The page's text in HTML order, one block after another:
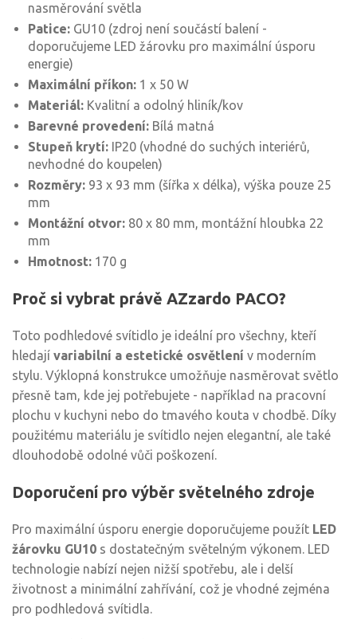
nasměrování světla
Patice: GU10 (zdroj není součástí balení -
doporučujeme LED žárovku pro maximální úsporu
energie)
Maximální příkon: 1 x 50 W
Materiál: Kvalitní a odolný hliník/kov
Barevné provedení: Bílá matná
Stupeň krytí: IP20 (vhodné do suchých interiérů,
nevhodné do koupelen)
Rozměry: 93 x 93 mm (šířka x délka), výška pouze 25
mm
Montážní otvor: 80 x 80 mm, montážní hloubka 22
mm
Hmotnost: 170 g
Proč si vybrat právě AZzardo PACO?
Toto podhledové svítidlo je ideální pro všechny, kteří
hledají variabilní a estetické osvětlení v moderním
stylu. Výklopná konstrukce umožňuje nasměrovat světlo
přesně tam, kde jej potřebujete - například na pracovní
plochu v kuchyni nebo do tmavého kouta v chodbě. Díky
použitému materiálu je svítidlo nejen elegantní, ale také
dlouhodobě odolné vůči poškození.
Doporučení pro výběr světelného zdroje
Pro maximální úsporu energie doporučujeme použít LED
žárovku GU10 s dostatečným světelným výkonem. LED
technologie nabízí nejen nižší spotřebu, ale i delší
životnost a minimální zahřívání, což je vhodné zejména
pro podhledová svítidla.